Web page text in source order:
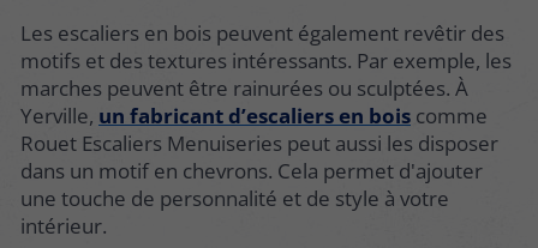
Les escaliers en bois peuvent également revêtir des
motifs et des textures intéressants. Par exemple, les
marches peuvent être rainurées ou sculptées. À
Yerville, un fabricant d’escaliers en bois comme
Rouet Escaliers Menuiseries peut aussi les disposer
dans un motif en chevrons. Cela permet d'ajouter
une touche de personnalité et de style à votre
intérieur.